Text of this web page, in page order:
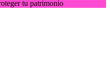
tu patrimonio